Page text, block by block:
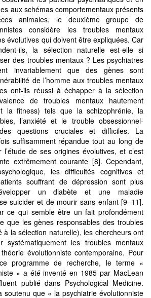
aux schémas comportementaux présents
animales, le deuxième groupe de
considère les troubles mentaux
évolutives qui doivent être expliquées. Car
ils, la sélection naturelle est-elle si
des troubles mentaux ? Les psychiatres
invariablement que des gènes sont
de l’homme aux troubles mentaux
ont-ils réussi à échapper à la sélection
de troubles mentaux hautement
la fitness) tels que la schizophrénie, la
l’anxiété et le trouble obsessionnel-
questions cruciales et difficiles. La
suffisamment répandue tout au long de
l’étude de ses origines évolutives, et c’est
extrêmement courante [8]. Cependant,
les difficultés cognitives et
souffrant de dépression sont plus
un diabète et une maladie
suicider et de mourir sans enfant [9–11].
ce qui semble être un fait profondément
que les gènes responsables des troubles
à la sélection naturelle), les chercheurs ont
systématiquement les troubles mentaux
évolutionniste contemporaine. Pour
programme de recherche, le terme «
» a été inventé en 1985 par MacLean
publié dans Psychological Medicine.
soutenu que « la psychiatrie évolutionniste